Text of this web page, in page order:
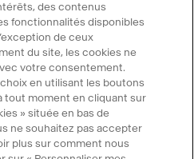
des contenus
fonctionnalités disponibles
de ceux
du site, les cookies ne
votre consentement.
en utilisant les boutons
tout moment en cliquant sur
» située en bas de
ne souhaitez pas accepter
plus sur comment nous